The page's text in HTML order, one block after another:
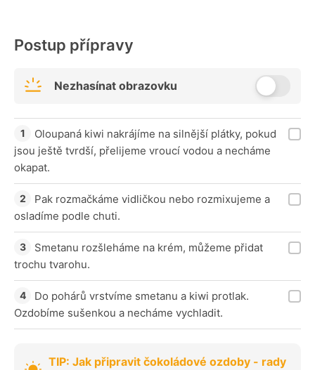
Postup přípravy
Nezhasínat obrazovku
Oloupaná kiwi nakrájíme na silnější plátky, pokud
jsou ještě tvrdší, přelijeme vroucí vodou a necháme
okapat.
Pak rozmačkáme vidličkou nebo rozmixujeme a
osladíme podle chuti.
Smetanu rozšleháme na krém, můžeme přidat
trochu tvarohu.
Do pohárů vrstvíme smetanu a kiwi protlak.
Ozdobíme sušenkou a necháme vychladit.
TIP: Jak připravit čokoládové ozdoby - rady